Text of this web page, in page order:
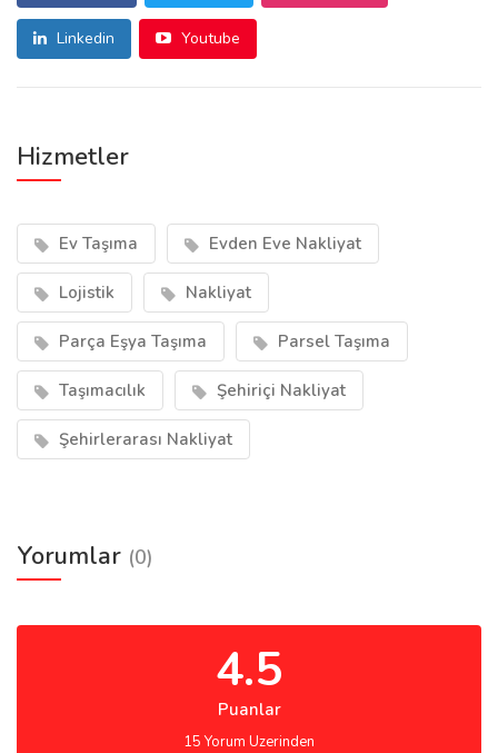
Linkedin Youtube
Hizmetler
Ev Taşıma Evden Eve Nakliyat
Lojistik Nakliyat
Parça Eşya Taşıma Parsel Taşıma
Taşımacılık Şehiriçi Nakliyat
Şehirlerarası Nakliyat
Yorumlar (0)
4.5
Puanlar
15 Yorum Uzerinden